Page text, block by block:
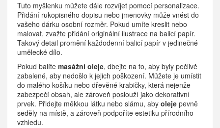
Tuto myšlenku můžete dále rozvíjet pomocí personalizace.
Přidání rukopisného dopisu nebo jmenovky může vnést do
vašeho dárku osobní rozměr. Pokud umíte kreslit nebo
malovat, zvažte přidání originální ilustrace na balicí papír.
Takový detail promění každodenní balicí papír v jedinečné
umělecké dílo.
Pokud balíte masážní oleje, dbejte na to, aby byly pečlivě
zabalené, aby nedošlo k jejich poškození. Můžete je umístit
do malého košíku nebo dřevěné krabičky, která nejenže
zabezpečí obsah, ale zároveň poslouží jako dekorativní
prvek. Přidejte měkkou látku nebo slámu, aby oleje pevně
seděly na místě, a zároveň podpoříte estetiku přírodního
vzhledu.